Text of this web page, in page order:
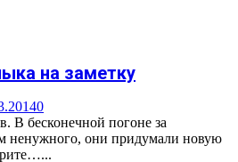
на заметку
0
В бесконечной погоне за
ненужного, они придумали новую